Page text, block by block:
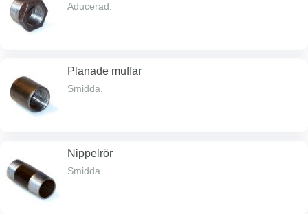
Aducerad.
Planade muffar
Smidda.
Nippelrör
Smidda.